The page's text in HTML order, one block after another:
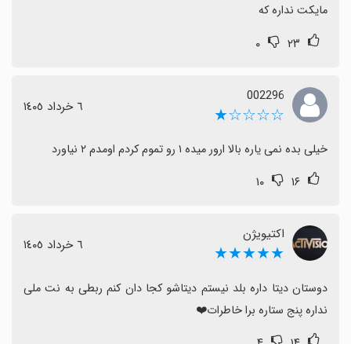
مایکت نداره که
۲۳ ۰
002296
☆☆☆☆★ ٦ خرداد ١٤٠٥
خیلی بده نمی یاره بالا ارور میده ۱ رو تموم کردم اومدم ۲ نیاورد
۱۶ ۱۰
اکتیویژن
★★★★★ ٦ خرداد ١٤٠٥
نداره پنج ستاره برا خاطرات❤️